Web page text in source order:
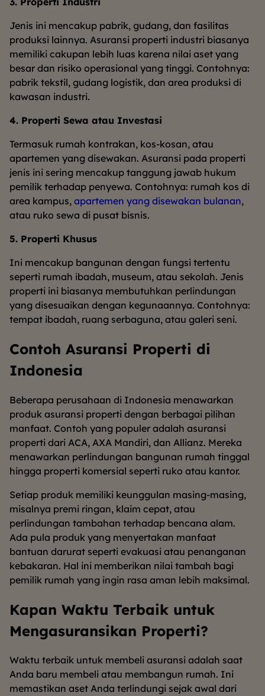
Jenis ini mencakup pabrik, gudang, dan fasilitas
produksi lainnya. Asuransi properti industri biasanya
memiliki cakupan lebih luas karena nilai aset yang
besar dan risiko operasional yang tinggi. Contohnya:
pabrik tekstil, gudang logistik, dan area produksi di
kawasan industri.
4. Properti Sewa atau Investasi
Termasuk rumah kontrakan, kos-kosan, atau
apartemen yang disewakan. Asuransi pada properti
jenis ini sering mencakup tanggung jawab hukum
pemilik terhadap penyewa. Contohnya: rumah kos di
area kampus, apartemen yang disewakan bulanan,
atau ruko sewa di pusat bisnis.
5. Properti Khusus
Ini mencakup bangunan dengan fungsi tertentu
seperti rumah ibadah, museum, atau sekolah. Jenis
properti ini biasanya membutuhkan perlindungan
yang disesuaikan dengan kegunaannya. Contohnya:
tempat ibadah, ruang serbaguna, atau galeri seni.
Contoh Asuransi Properti di
Indonesia
Beberapa perusahaan di Indonesia menawarkan
produk asuransi properti dengan berbagai pilihan
manfaat. Contoh yang populer adalah asuransi
properti dari ACA, AXA Mandiri, dan Allianz. Mereka
menawarkan perlindungan bangunan rumah tinggal
hingga properti komersial seperti ruko atau kantor.
Setiap produk memiliki keunggulan masing-masing,
misalnya premi ringan, klaim cepat, atau
perlindungan tambahan terhadap bencana alam.
Ada pula produk yang menyertakan manfaat
bantuan darurat seperti evakuasi atau penanganan
kebakaran. Hal ini memberikan nilai tambah bagi
pemilik rumah yang ingin rasa aman lebih maksimal.
Kapan Waktu Terbaik untuk
Mengasuransikan Properti?
Waktu terbaik untuk membeli asuransi adalah saat
Anda baru membeli atau membangun rumah. Ini
memastikan aset Anda terlindungi sejak awal dari